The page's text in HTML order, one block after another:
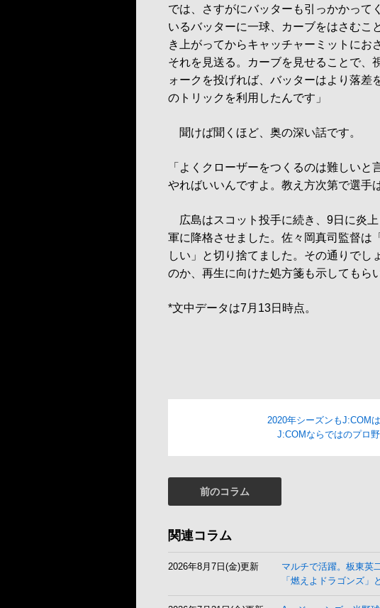
では、さすがにバッターも引っかかって
いるバッターに一球、カーブをはさむこ
き上がってからキャッチャーミットにお
それを見送る。カーブを見せることで、
ォークを投げれば、バッターはより落差
のトリックを利用したんです」
聞けば聞くほど、奥の深い話です。
「よくクローザーをつくるのは難しい
やればいいんですよ。教え方次第で選手
広島はスコット投手に続き、9日に炎
軍に降格させました。佐々岡真司監督は
しい」と切り捨てました。その通りでし
のか、再生に向けた処方箋も示してもら
*文中データは7月13日時点。
2020年シーズンもJ:COM
J:COMならではのプロ
前のコラム
関連コラム
2026年8月7日(金)更新
マルチで活躍。板東英
「燃えよドラゴンズ」